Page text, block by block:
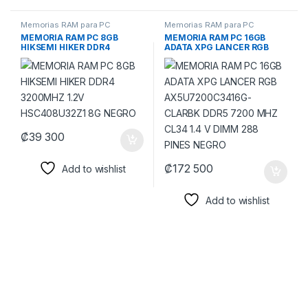
Memorias RAM para PC
MEMORIA RAM PC 8GB
HIKSEMI HIKER DDR4
3200MHZ 1.2V
HSC408U32Z1 8G NEGRO
₡39 300
Add to wishlist
Memorias RAM para PC
MEMORIA RAM PC 16GB
ADATA XPG LANCER RGB
AX5U7200C3416G-CLARBK
DDR5 7200 MHZ CL34 1.4 V
DIMM 288 PINES NEGRO
₡172 500
Add to wishlist